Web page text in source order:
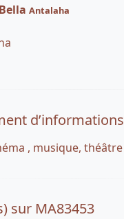
Antalaha
d’informations
, musique, théâtre
sur MA83453